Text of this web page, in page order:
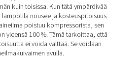
sisältää